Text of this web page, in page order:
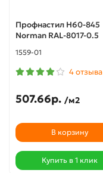
Профнастил Н60-845
Norman RAL-8017-0.5
1559-01
4 отзыва
507.66р. /м2
В корзину
Купить в 1 клик